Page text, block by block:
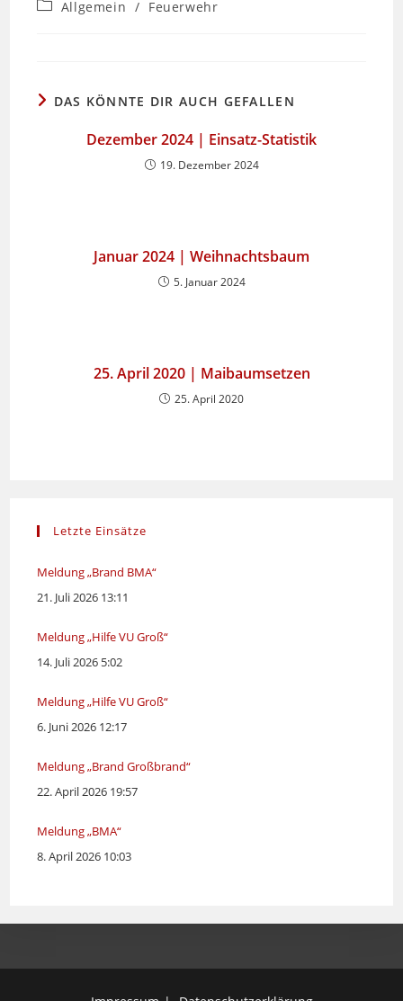
Beitrags-
Allgemein / Feuerwehr
DAS KÖNNTE DIR AUCH GEFALLEN
Dezember 2024 | Einsatz-Statistik
19. Dezember 2024
Januar 2024 | Weihnachtsbaum
5. Januar 2024
25. April 2020 | Maibaumsetzen
25. April 2020
Letzte Einsätze
Meldung „Brand BMA“
21. Juli 2026 13:11
Meldung „Hilfe VU Groß“
14. Juli 2026 5:02
Meldung „Hilfe VU Groß“
6. Juni 2026 12:17
Meldung „Brand Großbrand“
22. April 2026 19:57
Meldung „BMA“
8. April 2026 10:03